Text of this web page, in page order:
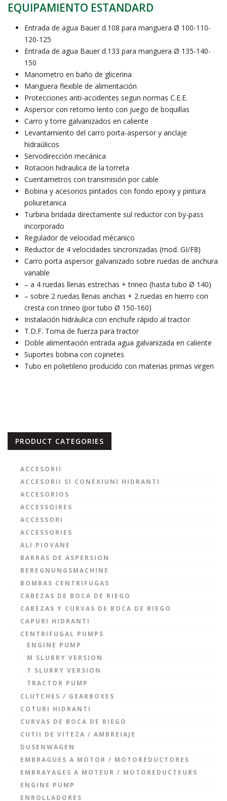
EQUIPAMIENTO ESTANDARD
Entrada de agua Bauer d.108 para manguera Ø 100-110-
120-125
Entrada de agua Bauer d.133 para manguera Ø 135-140-
150
Manometro en baño de glicerina
Manguera flexible de alimentación
Protecciones anti-accidentes segun normas C.E.E.
Aspersor con retorno lento con juego de boquillas
Carro y torre galvanizados en caliente
Levantamiento del carro porta-aspersor y anclaje
hidraúlicos
Servodirección mecánica
Rotacion hidraulica de la torreta
Cuentametros con transmisión por cable
Bobina y acesorios pintados con fondo epoxy y pintura
poliuretanica
Turbina bridada directamente sul reductor con by-pass
incorporado
Regulador de velocidad mècanico
Reductor de 4 velocidades sincronizadas (mod. GI/F8)
Carro porta aspersor galvanizado sobre ruedas de anchura
variable
– a 4 ruedas llenas estrechas + trineo (hasta tubo Ø 140)
– sobre 2 ruedas llenas anchas + 2 ruedas en hierro con
cresta con trineo (por tubo Ø 150-160)
Instalación hidráulica con enchufe rápido al tractor
T.D.F. Toma de fuerza para tractor
Doble alimentación entrada agua galvanizada en caliente
Suportes bobina con cojinetes
Tubo en polietileno producido con materias primas virgen
PRODUCT CATEGORIES
ACCESORII
ACCESORII SI CONEXIUNI HIDRANTI
ACCESORIOS
ACCESSOIRES
ACCESSORI
ACCESSORIES
ALI PIOVANE
BARRAS DE ASPERSION
BEREGNUNGSMACHINE
BOMBAS CENTRIFUGAS
CABEZAS DE BOCA DE RIEGO
CABEZAS Y CURVAS DE BOCA DE RIEGO
CAPURI HIDRANTI
CENTRIFUGAL PUMPS
ENGINE PUMP
M SLURRY VERSION
T SLURRY VERSION
TRACTOR PUMP
CLUTCHES / GEARBOXES
COTURI HIDRANTI
CURVAS DE BOCA DE RIEGO
CUTII DE VITEZA / AMBREIAJE
DUSENWAGEN
EMBRAGUES A MOTOR / MOTOREDUCTORES
EMBRAYAGES A MOTEUR / MOTOREDUCTEURS
ENGINE PUMP
ENROLLADORES